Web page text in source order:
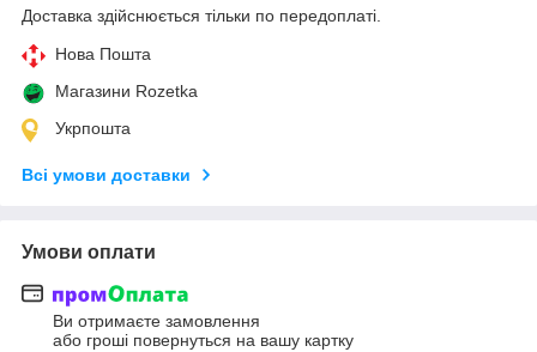
Доставка здійснюється тільки по передоплаті.
Нова Пошта
Магазини Rozetka
Укрпошта
Всі умови доставки
Умови оплати
Ви отримаєте замовлення
або гроші повернуться на вашу картку